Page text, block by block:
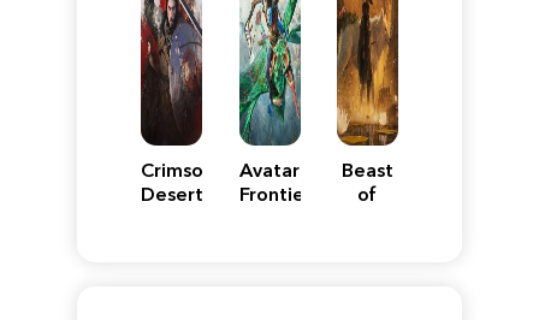
Crimson
Desert
Avatar:
Frontiers
Beast
of